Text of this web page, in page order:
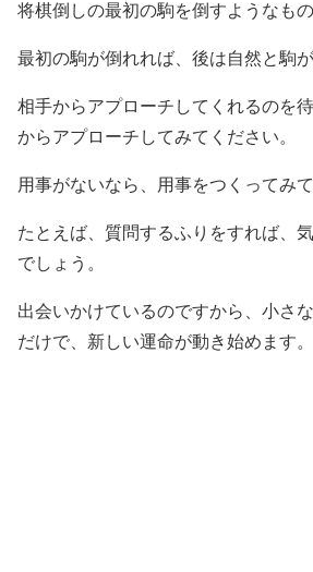
将棋倒しの最初の駒を倒すようなもの
最初の駒が倒れれば、後は自然と駒
相手からアプローチしてくれるのを
からアプローチしてみてください。
用事がないなら、用事をつくってみて
たとえば、質問するふりをすれば、
でしょう。
出会いかけているのですから、小さ
だけで、新しい運命が動き始めます。